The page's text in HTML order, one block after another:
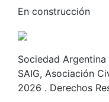
En construcción
Sociedad
SAIG, Asociación
2026 . Derechos